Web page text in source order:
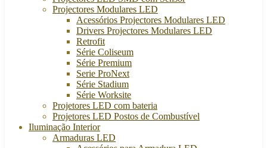
Projectores Modulares LED
Acessórios Projectores Modulares LED
Drivers Projectores Modulares LED
Retrofit
Série Coliseum
Série Premium
Serie ProNext
Série Stadium
Série Worksite
Projetores LED com bateria
Projetores LED Postos de Combustível
Iluminação Interior
Armaduras LED